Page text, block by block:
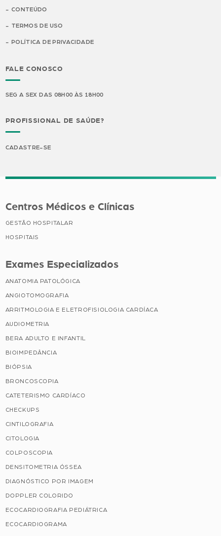
CONTEÚDO
TERMOS DE USO
POLÍTICA DE PRIVACIDADE
FALE CONOSCO
SEG A SEX DAS 08H00 ÀS 18H00
PROFISSIONAL DE SAÚDE?
CADASTRE-SE
Centros Médicos e Clínicas
GESTÃO HOSPITALAR
HOSPITAIS
Exames Especializados
ANATOMIA PATOLÓGICA
ANGIOTOMOGRAFIA
ARRITMOLOGIA E ELETROFISIOLOGIA CARDÍACA
AUDIOMETRIA
BERA ADULTO E INFANTIL
BIOIMPEDÂNCIA
BIÓPSIA
BRONCOSCOPIA
CATETERISMO CARDÍACO
CHECKUPS
CINTILOGRAFIA
CITOLOGIA
COLPOSCOPIA
DENSITOMETRIA ÓSSEA
DIAGNÓSTICO POR IMAGEM
DOPPLER COLORIDO
ECOCARDIOGRAFIA PEDIÁTRICA
ECOCARDIOGRAMA